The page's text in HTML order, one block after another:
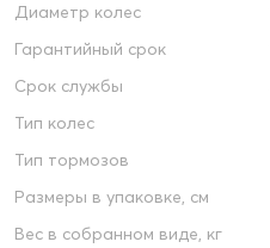
Диаметр колес
Гарантийный срок
Срок службы
Тип колес
Тип тормозов
Размеры в упаковке, см
Вес в собранном виде, кг